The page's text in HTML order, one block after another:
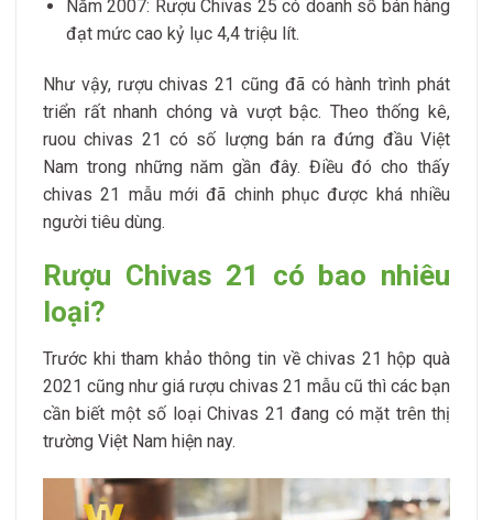
Năm 2007: Rượu Chivas 25 có doanh số bán hàng
đạt mức cao kỷ lục 4,4 triệu lít.
Như vậy, rượu chivas 21 cũng đã có hành trình phát
triển rất nhanh chóng và vượt bậc. Theo thống kê,
ruou chivas 21 có số lượng bán ra đứng đầu Việt
Nam trong những năm gần đây. Điều đó cho thấy
chivas 21 mẫu mới đã chinh phục được khá nhiều
người tiêu dùng.
Rượu Chivas 21 có bao nhiêu
loại?
Trước khi tham khảo thông tin về chivas 21 hộp quà
2021 cũng như giá rượu chivas 21 mẫu cũ thì các bạn
cần biết một số loại Chivas 21 đang có mặt trên thị
trường Việt Nam hiện nay.